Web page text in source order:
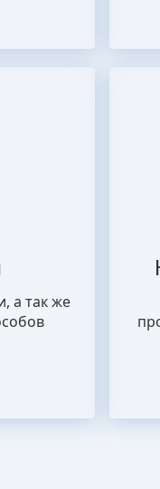
а так же